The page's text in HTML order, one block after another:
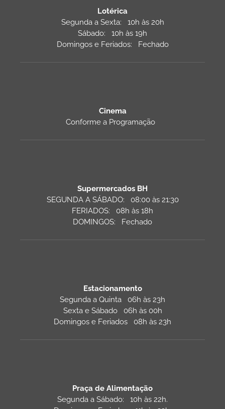
Lotérica
Segunda a Sexta: 10h às 20h
Sábado: 10h às 19h
Domingos e Feriados: Fechado
Cinema
Conforme a Programação
Supermercados BH
SEGUNDA A SÁBADO: 08:00 às 21:30
FERIADOS: 08h às 18h
DOMINGOS: Fechado
Estacionamento
Segunda a Quinta 06h às 23h
Sexta e Sábado 06h às 00h
Domingos e Feriados 08h às 23h
Praça de Alimentação
Segunda a Sábado: 10h às 22h.